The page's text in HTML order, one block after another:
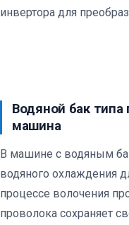
инвертора для
Водяной бак типа
машина
В машине с водяным
водяного охлаждения
процессе волочения
проволока сохраняет